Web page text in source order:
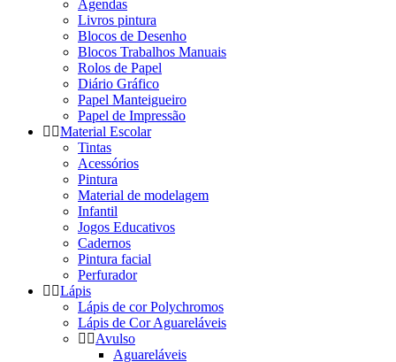
Agendas
Livros pintura
Blocos de Desenho
Blocos Trabalhos Manuais
Rolos de Papel
Diário Gráfico
Papel Manteigueiro
Papel de Impressão
Material Escolar
Tintas
Acessórios
Pintura
Material de modelagem
Infantil
Jogos Educativos
Cadernos
Pintura facial
Perfurador
Lápis
Lápis de cor Polychromos
Lápis de Cor Aguareláveis
Avulso
Aguareláveis